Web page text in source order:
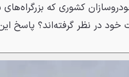
کشوری که
در نظر گرفته‌اند؟ پاسخ